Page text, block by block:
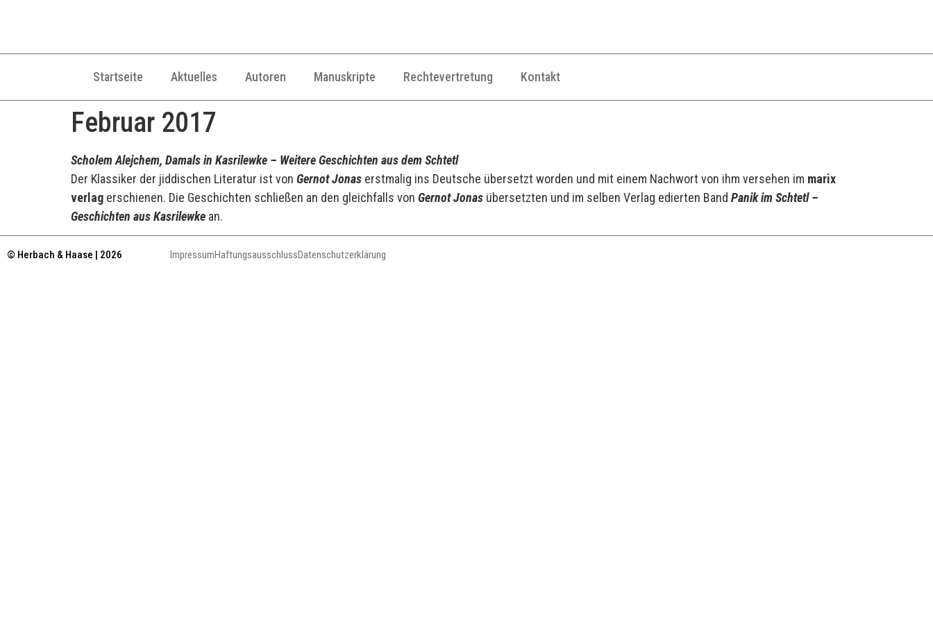
Startseite Aktuelles Autoren Manuskripte Rechtevertretung Kontakt
Februar 2017
Scholem Alejchem, Damals in Kasrilewke – Weitere Geschichten aus dem Schtetl
Der Klassiker der jiddischen Literatur ist von Gernot Jonas erstmalig ins Deutsche übersetzt worden und mit einem Nachwort von ihm versehen im marix
verlag erschienen. Die Geschichten schließen an den gleichfalls von Gernot Jonas übersetzten und im selben Verlag edierten Band Panik im Schtetl –
Geschichten aus Kasrilewke an.
© Herbach & Haase | 2026 ImpressumHaftungsausschlussDatenschutzerklärung